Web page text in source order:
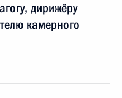
дирижёру
камерного